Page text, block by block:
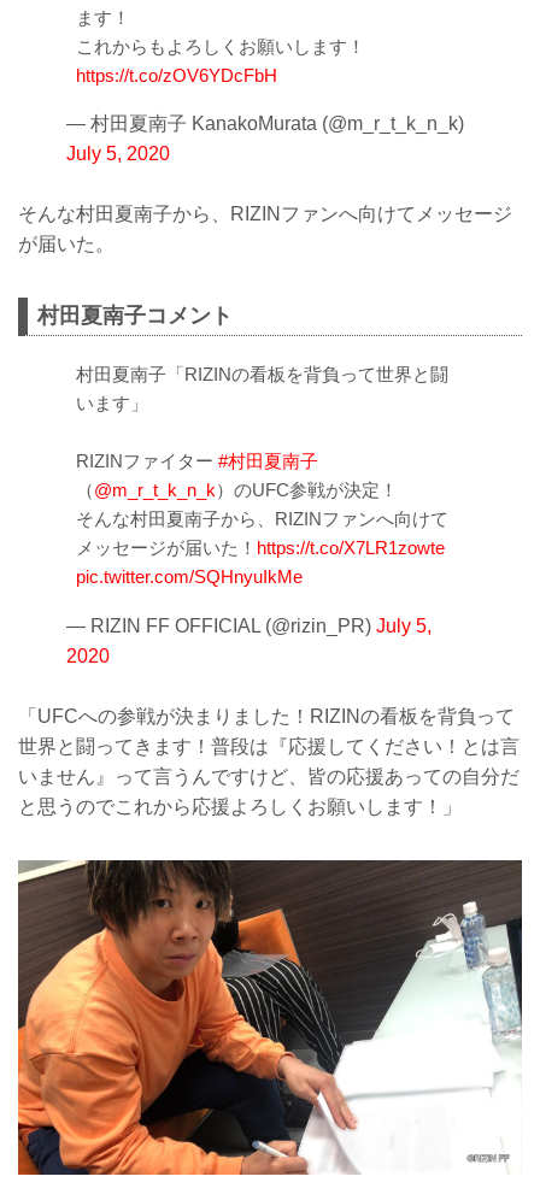
ます！
これからもよろしくお願いします！
https://t.co/zOV6YDcFbH
— 村田夏南子 KanakoMurata (@m_r_t_k_n_k)
July 5, 2020
そんな村田夏南子から、RIZINファンへ向けてメッセージ
が届いた。
村田夏南子コメント
村田夏南子「RIZINの看板を背負って世界と闘
います」
RIZINファイター #村田夏南子
（@m_r_t_k_n_k）のUFC参戦が決定！
そんな村田夏南子から、RIZINファンへ向けて
メッセージが届いた！ https://t.co/X7LR1zowte
pic.twitter.com/SQHnyuIkMe
— RIZIN FF OFFICIAL (@rizin_PR) July 5,
2020
「UFCへの参戦が決まりました！RIZINの看板を背負って
世界と闘ってきます！普段は『応援してください！とは言
いません』って言うんですけど、皆の応援あっての自分だ
と思うのでこれから応援よろしくお願いします！」